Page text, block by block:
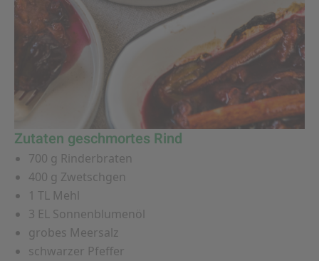
Zutaten geschmortes Rind
700 g Rinderbraten
400 g Zwetschgen
1 TL Mehl
3 EL Sonnenblumenöl
grobes Meersalz
schwarzer Pfeffer